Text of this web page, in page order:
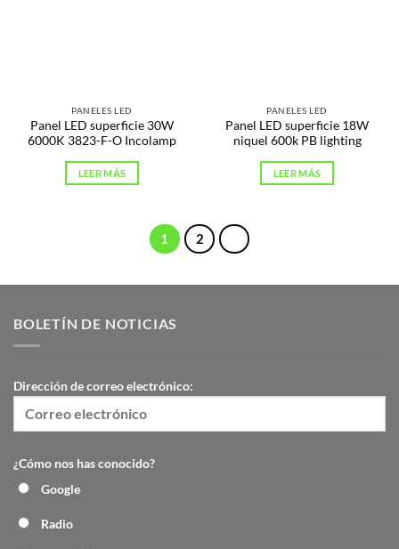
PANELES LED
Panel LED superficie 30W
6000K 3823-F-O Incolamp
LEER MÁS
PANELES LED
Panel LED superficie 18W
niquel 600k PB lighting
LEER MÁS
1 2
BOLETÍN DE NOTICIAS
Dirección de correo electrónico:
¿Cómo nos has conocido?
Google
Radio